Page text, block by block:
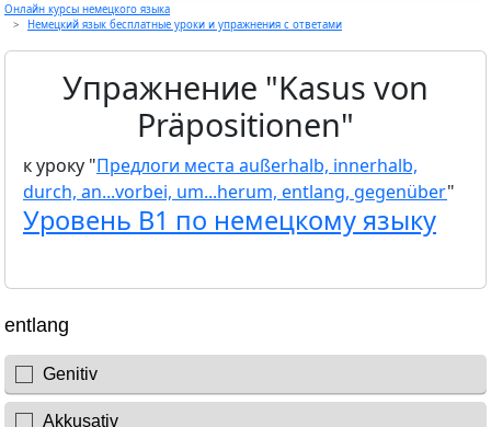
Онлайн курсы немецкого языка
Немецкий язык бесплатные уроки и упражнения с ответами
Упражнение "Kasus von
Präpositionen"
к уроку "Предлоги места außerhalb, innerhalb,
durch, an...vorbei, um...herum, entlang, gegenüber"
Уровень B1 по немецкому языку